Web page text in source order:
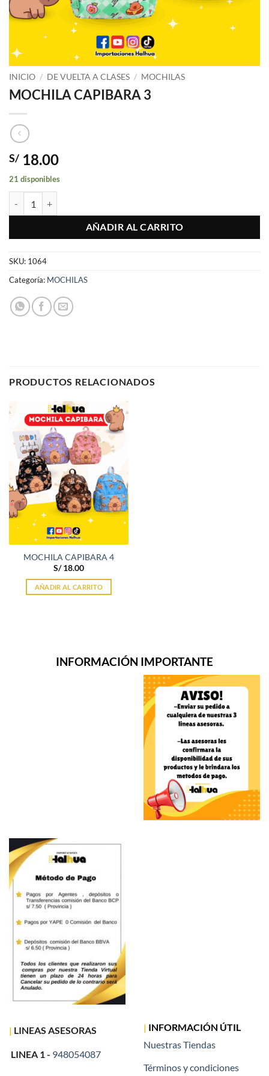
INICIO / DE VUELTA A CLASES / MOCHILAS
MOCHILA CAPIBARA 3
S/ 18.00
21 disponibles
AÑADIR AL CARRITO
SKU: 1064
Categoría: MOCHILAS
PRODUCTOS RELACIONADOS
MOCHILA CAPIBARA 4
S/18.00
AÑADIR AL CARRITO
INFORMACIÓN IMPORTANTE
| LINEAS ASESORAS
LINEA 1 - 948054087
| INFORMACIÓN ÚTIL
Nuestras Tiendas
Términos y condiciones